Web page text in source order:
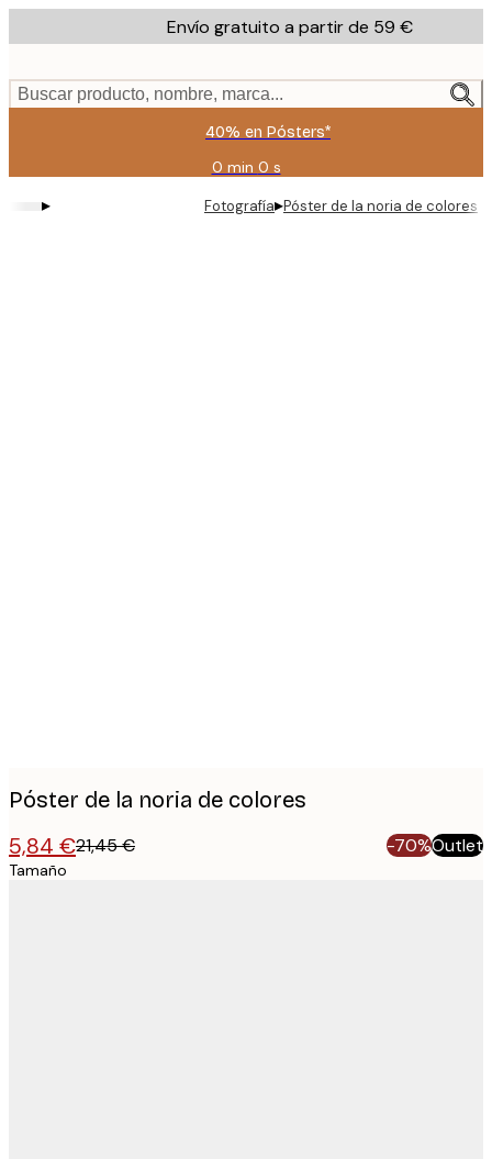
to
content.
Envío gratuito a partir de 59 €
Buscar producto, nombre, marca...
40% en Pósters*
0 min 0 s
Válido
hasta:
2026-
▸ Fotografía▸Póster de la noria de colores
Póster de la noria de colores
5,84 €21,45 € -70%Outlet
Tamaño